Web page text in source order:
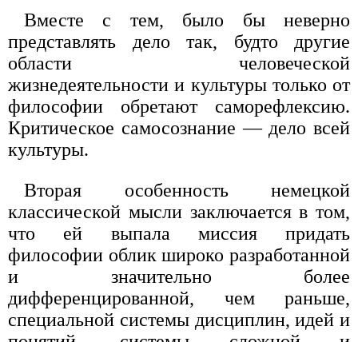
Вместе с тем, было бы неверно
представлять дело так, будто другие
области человеческой
жизнедеятельности и культуры только от
философии обретают саморефлексию.
Критическое самосознание — дело всей
культуры.
Вторая особенность немецкой
классической мысли заключается в том,
что ей выпала миссия придать
философии облик широко разработанной
и значительно более
дифференцированной, чем раньше,
специальной системы дисциплин, идей и